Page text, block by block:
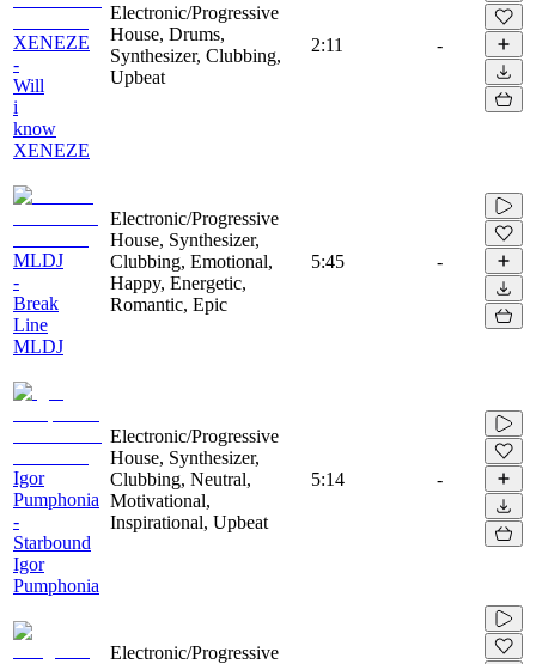
XENEZE
-
Will
i
know
XENEZE
Electronic/Progressive
House, Drums,
Synthesizer, Clubbing,
Upbeat
2:11 -
MLDJ
-
Break
Line
MLDJ
Electronic/Progressive
House, Synthesizer,
Clubbing, Emotional,
Happy, Energetic,
Romantic, Epic
5:45 -
Igor
Pumphonia
-
Starbound
Igor
Pumphonia
Electronic/Progressive
House, Synthesizer,
Clubbing, Neutral,
Motivational,
Inspirational, Upbeat
5:14 -
Electronic/Progressive